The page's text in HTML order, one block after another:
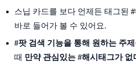
스닙 카드를 보다 언제든 태그된
바로 들어가 볼 수 있어요.
#팟 검색 기능을 통해 원하는 주
때 만약 관심있는 #해시태그가